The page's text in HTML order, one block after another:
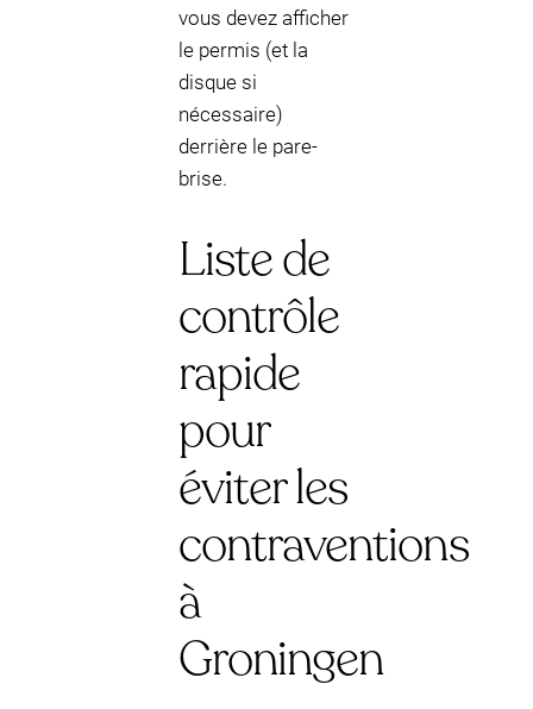
vous devez afficher
le permis (et la
disque si
nécessaire)
derrière le pare-
brise.
Liste de
contrôle
rapide
pour
éviter les
contraventions
à
Groningen